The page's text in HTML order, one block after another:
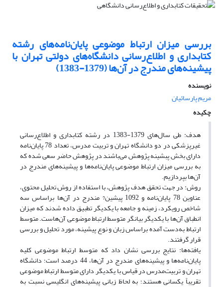
بررسی میزان ارتباط موضوعی پایان‌نامه‌های رشته
کتابداری و اطلاع‌رسانی دانشگاه‌های دولتی تهران با
پیشینه‌های مندرج در آن‌ها (1379-1383)
نویسنده
مریم پارسائیان
چکیده
هدف: طی سال‌های 1379-1383 در رشته کتابداری و اطلاع‌رسانی
غیرپزشکی در دو دانشگاه تهران و تربیت مدرس، تعداد 78 پایان‌نامه
دارای بخش پبشینه پژوهش می‌باشند در پژوهش حاضر سعی شده که
به بررسی میزان ارتباط موضوعی پایان‌نامه‌ها و پیشینه‌های مندرج در
آن‌ها بپردازیم.
روش: در جهت تحقق هدف پژوهش، با استفاده از روش تحلیل محتوی،
عناوین 78 پایان‌نامه و 1092 پیشین? مندرج در آن‌ها براساس سه
شاخص رویکرد، زمینه و جامعه با یکدیگر تطبیق داده شدند که میزان
انطباق آن‌ها با یکدیگر بیانگر متوسط ارتباط موضوعی آن‌هاست. متوسط
ارتباط به‌دست آمده براساس زبان و نوع پیشینه، مورد تحلیل و بررسی
قرار گرفتند.
یافته‌ها: نتایج بررسی نشان داد که متوسط ارتباط موضوعی کلیه
پایان‌نامه‌ها و پیشینه‌های مندرج در آن‌ها، 44 درصد است؛ دانشگاه
تهران و تربیت‌مدرس در قیاس با یکدیگر, دارای متوسط ارتباط موضوعی
تقریباً یکسانی هستند؛ به لحاظ زبانی, پیشینه‌های انگلیسی نسبت به